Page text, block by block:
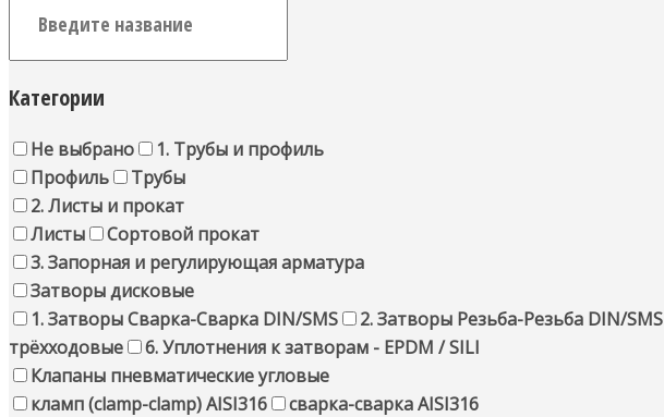
Категории
Не выбрано
1. Трубы и профиль
Профиль
Трубы
2. Листы и прокат
Листы
Сортовой прокат
3. Запорная и регулирующая арматура
Затворы дисковые
1. Затворы Сварка-Сварка DIN/SMS
2. Затворы Резьба-Резьба DIN/SMS
трёхходовые
6. Уплотнения к затворам - EPDM / SILI
Клапаны пневматические угловые
кламп (clamp-clamp) AISI316
сварка-сварка AISI316